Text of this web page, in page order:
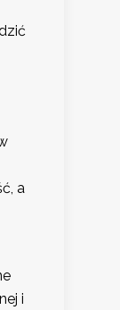
a
i